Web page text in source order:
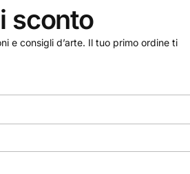
sconto
e consigli d’arte. Il tuo primo ordine ti